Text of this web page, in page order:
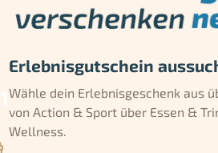
Erlebnisgutschein
Wähle dein Erlebnisgeschenk aus
von Action & Sport über Essen &
Wellness.